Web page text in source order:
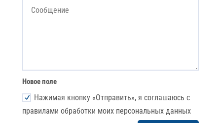
Новое поле
Нажимая кнопку «Отправить», я соглашаюсь с
правилами обработки моих персональных данных